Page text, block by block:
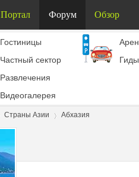
Портал Форум Обзор
Гостиницы
Частный сектор
Гиды
Развлечения
Видеогалерея
Страны Азии Абхазия